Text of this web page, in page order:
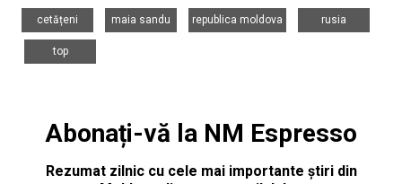
cetățeni
maia sandu
republica moldova
rusia
top
Abonați-vă la NM Espresso
Rezumat zilnic cu cele mai importante știri din